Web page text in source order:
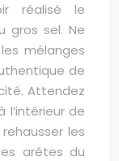
réalisé le
gros sel. Ne
mélanges
de
Attendez
de
les
arêtes du